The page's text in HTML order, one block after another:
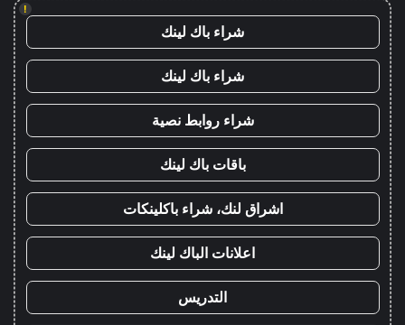
!
شراء باك لينك
شراء باك لينك
شراء روابط نصية
باقات باك لينك
اشراق لنك، شراء باكلينكات
اعلانات الباك لينك
التدريس